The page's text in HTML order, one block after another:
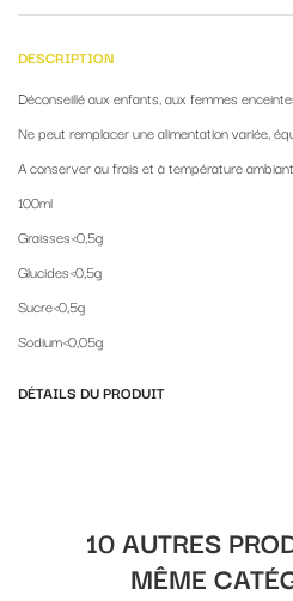
DESCRIPTION
Déconseillé aux enfants, aux femmes
Ne peut remplacer une alimentation variée,
A conserver au frais et à température
100ml
Graisses<0,5g
Glucides<0,5g
Sucre<0,5g
Sodium<0,05g
DÉTAILS DU PRODUIT
10 AUTRES
MÊME